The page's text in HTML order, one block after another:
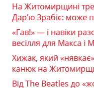
На Житомирщині
Дар’ю Зрабіє: може
«Гав!» — і навіки
весілля для Макса і
Хижак, який
канюк на
Від The Beatles до